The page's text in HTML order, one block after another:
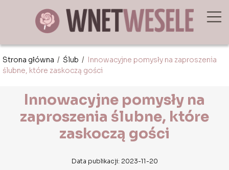
Strona główna / Ślub / Innowacyjne pomysły na zaproszenia
ślubne, które zaskoczą gości
Innowacyjne pomysły na
zaproszenia ślubne, które
zaskoczą gości
Data publikacji: 2023-11-20